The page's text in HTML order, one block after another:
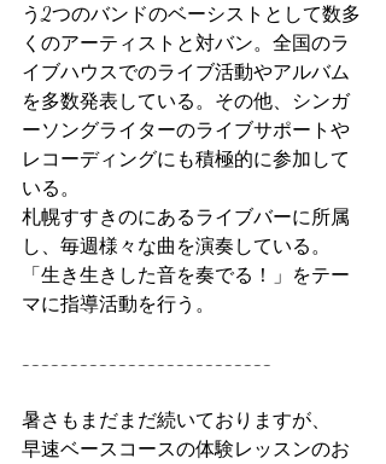
う2つのバンドのベーシストとして数多
くのアーティストと対バン。全国のラ
イブハウスでのライブ活動やアルバム
を多数発表している。その他、シンガ
ーソングライターのライブサポートや
レコーディングにも積極的に参加して
いる。
札幌すすきのにあるライブバーに所属
し、毎週様々な曲を演奏している。
「生き生きした音を奏でる！」をテー
マに指導活動を行う。
--------------------------
暑さもまだまだ続いておりますが、
早速ベースコースの体験レッスンのお